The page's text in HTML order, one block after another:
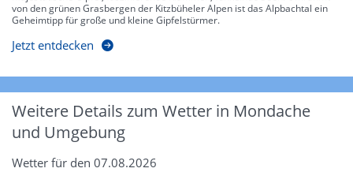
von den grünen Grasbergen der Kitzbüheler Alpen ist das Alpbachtal ein
Geheimtipp für große und kleine Gipfelstürmer.
Jetzt entdecken
Weitere Details zum Wetter in Mondache
und Umgebung
Wetter für den 07.08.2026